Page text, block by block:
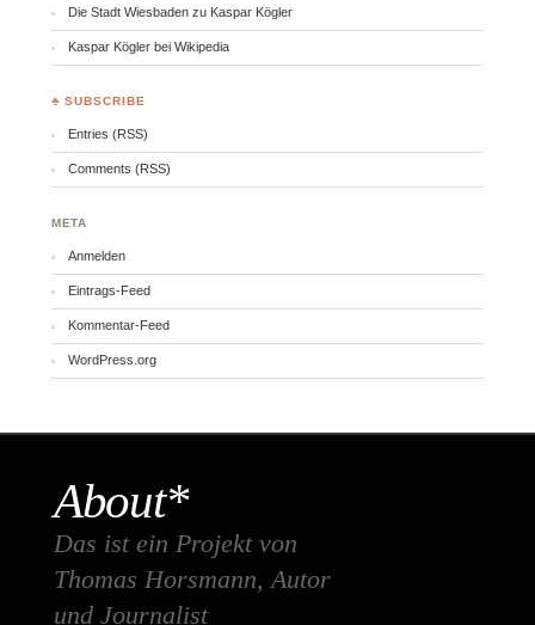
Die Stadt Wiesbaden zu Kaspar Kögler
Kaspar Kögler bei Wikipedia
♣ SUBSCRIBE
Entries (RSS)
Comments (RSS)
META
Anmelden
Eintrags-Feed
Kommentar-Feed
WordPress.org
About*
Das ist ein Projekt von
Thomas Horsmann, Autor
und Journalist